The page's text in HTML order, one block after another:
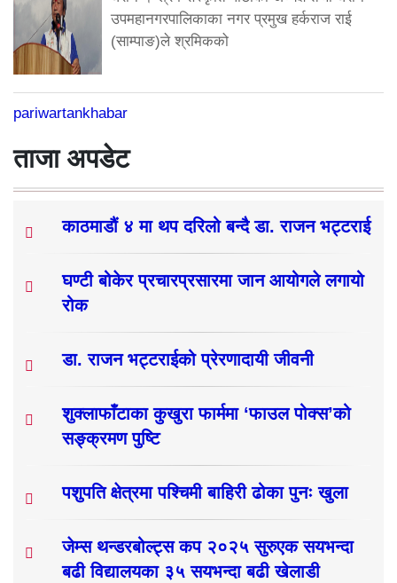
उपमहानगरपालिकाका नगर प्रमुख हर्कराज राई
(साम्पाङ)ले श्रमिकको
pariwartankhabar
ताजा अपडेट
काठमाडौं ४ मा थप दरिलो बन्दै डा. राजन भट्टराई
घण्टी बोकेर प्रचारप्रसारमा जान आयोगले लगायो
रोक
डा. राजन भट्टराईको प्रेरणादायी जीवनी
शुक्लाफाँटाका कुखुरा फार्ममा ‘फाउल पोक्स’को
सङ्क्रमण पुष्टि
पशुपति क्षेत्रमा पश्चिमी बाहिरी ढोका पुनः खुला
जेम्स थन्डरबोल्ट्स कप २०२५ सुरुएक सयभन्दा
बढी विद्यालयका ३५ सयभन्दा बढी खेलाडी